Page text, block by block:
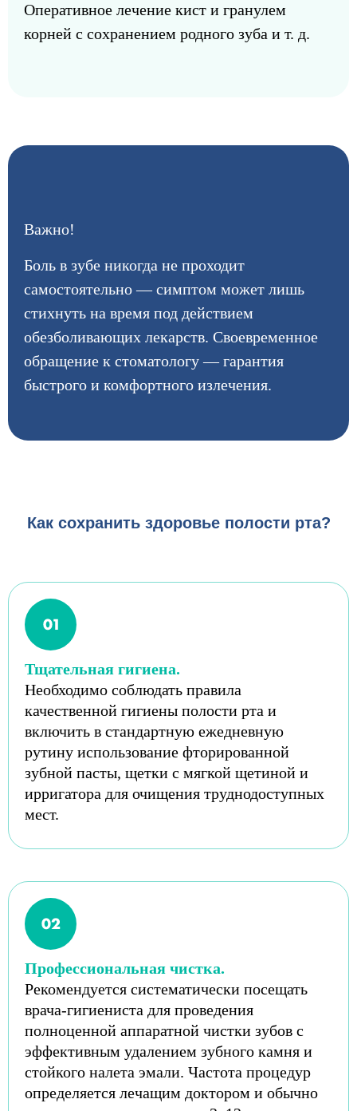
Оперативное лечение кист и гранулем
корней с сохранением родного зуба и т. д.
Важно!
Боль в зубе никогда не проходит
самостоятельно — симптом может лишь
стихнуть на время под действием
обезболивающих лекарств. Своевременное
обращение к стоматологу — гарантия
быстрого и комфортного излечения.
Как сохранить здоровье полости рта?
Тщательная гигиена.
Необходимо соблюдать правила
качественной гигиены полости рта и
включить в стандартную ежедневную
рутину использование фторированной
зубной пасты, щетки с мягкой щетиной и
ирригатора для очищения труднодоступных
мест.
Профессиональная чистка.
Рекомендуется систематически посещать
врача-гигиениста для проведения
полноценной аппаратной чистки зубов с
эффективным удалением зубного камня и
стойкого налета эмали. Частота процедур
определяется лечащим доктором и обычно